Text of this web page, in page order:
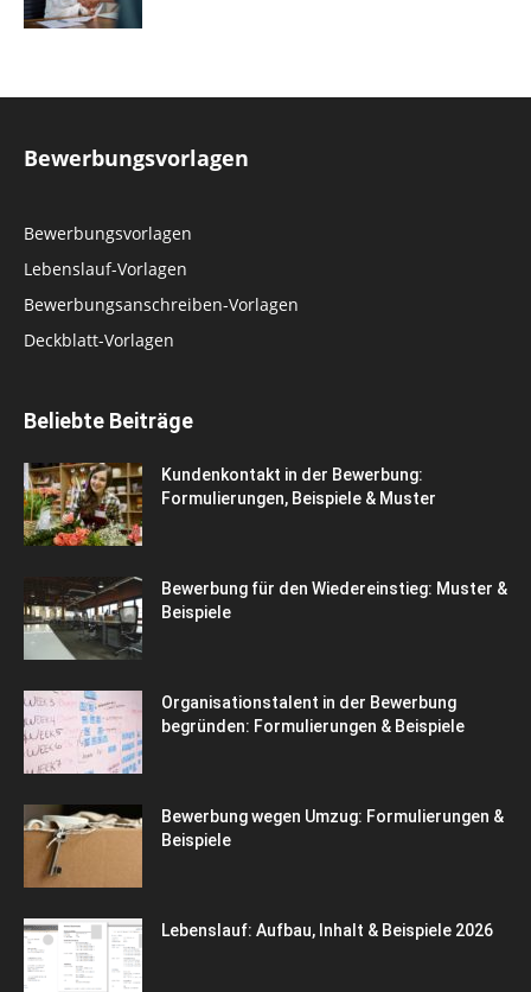
Bewerbungsvorlagen
Bewerbungsvorlagen
Lebenslauf-Vorlagen
Bewerbungsanschreiben-Vorlagen
Deckblatt-Vorlagen
Beliebte Beiträge
Kundenkontakt in der Bewerbung:
Formulierungen, Beispiele & Muster
Bewerbung für den Wiedereinstieg: Muster &
Beispiele
Organisationstalent in der Bewerbung
begründen: Formulierungen & Beispiele
Bewerbung wegen Umzug: Formulierungen &
Beispiele
Lebenslauf: Aufbau, Inhalt & Beispiele 2026